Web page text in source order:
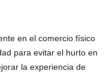
en el comercio físico
para evitar el hurto en
la experiencia de